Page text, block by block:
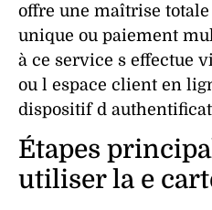
offre une maîtrise
unique ou paiement
à ce service s effectue
ou l espace client en
dispositifd
Étapes
utiliser la e